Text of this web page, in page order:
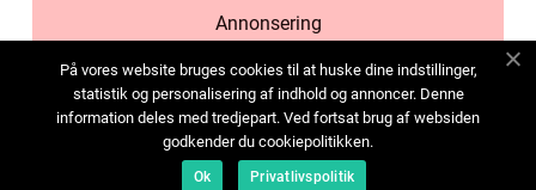
Annonsering
Cookies
Kontakta oss
Sitemap
På vores website bruges cookies til at huske dine indstillinger,
statistik og personalisering af indhold og annoncer. Denne
information deles med tredjepart. Ved fortsat brug af websiden
godkender du cookiepolitikken.
Ok Privatlivspolitik